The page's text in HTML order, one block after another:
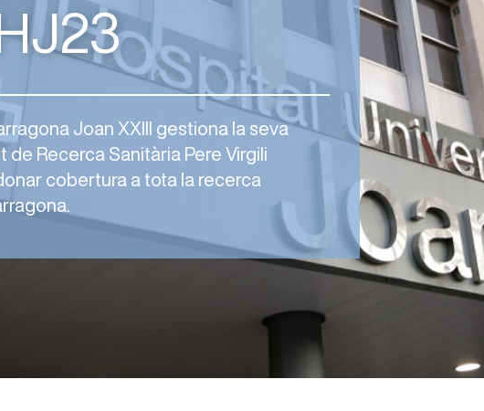
Joan XXIII gestiona la seva
Recerca Sanitària Pere Virgili
cobertura a tota la recerca